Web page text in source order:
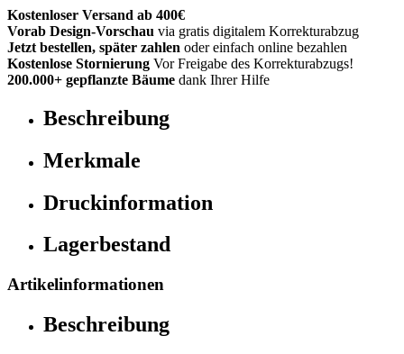
Kostenloser Versand ab 400€
Vorab Design-Vorschau via gratis digitalem Korrekturabzug
Jetzt bestellen, später zahlen oder einfach online bezahlen
Kostenlose Stornierung Vor Freigabe des Korrekturabzugs!
200.000+ gepflanzte Bäume dank Ihrer Hilfe
Beschreibung
Merkmale
Druckinformation
Lagerbestand
Artikelinformationen
Beschreibung